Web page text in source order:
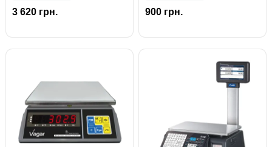
3 620 грн. 900 грн.